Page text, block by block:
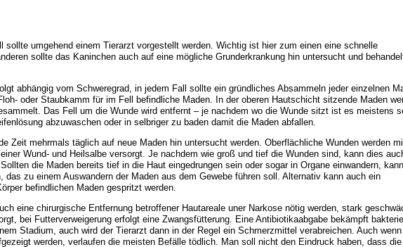
sollte umgehend einem Tierarzt vorgestellt werden. Wichtig ist hier zum einen eine schnelle
sollte das Kaninchen auch auf eine mögliche Grunderkrankung hin untersucht und
abhängig vom Schweregrad, in jedem Fall sollte ein gründliches Absammeln jeder einzelnen
oder Staubkamm für im Fell befindliche Maden. In der oberen Hautschicht sitzende Maden
Das Fell um die Wunde wird entfernt – je nachdem wo die Wunde sitzt ist es meistens
abzuwaschen oder in selbriger zu baden damit die Maden abfallen.
Zeit mehrmals täglich auf neue Maden hin untersucht werden. Oberflächliche Wunden werden
Wund- und Heilsalbe versorgt. Je nachdem wie groß und tief die Wunden sind, kann dies
die Maden bereits tief in die Haut eingedrungen sein oder sogar in Organe einwandern,
das zu einem Auswandern der Maden aus dem Gewebe führen soll. Alternativ kann auch ein
befindlichen Maden gespritzt werden.
eine chirurgische Entfernung betroffener Hautareale uner Narkose nötig werden, stark
bei Futterverweigerung erfolgt eine Zwangsfütterung. Eine Antibiotikaabgabe bekämpft
Stadium, auch wird der Tierarzt dann in der Regel ein Schmerzmittel verabreichen. Auch
werden, verlaufen die meisten Befälle tödlich. Man soll nicht den Eindruck haben, dass die